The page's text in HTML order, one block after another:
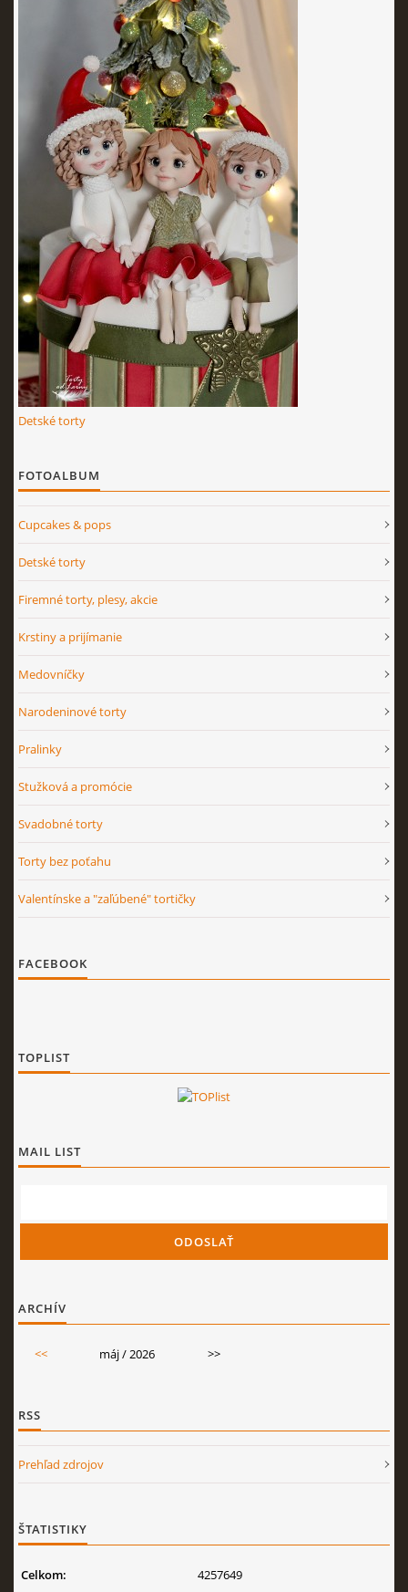
Torty od Lorny
Prievidza
0911494673
tortyodlorny@gmail.com
© 2026 eStránky.sk|RSS|Aktualizované 4. 11. 2025
Detské torty
FOTOALBUM
Cupcakes & pops
Detské torty
Firemné torty, plesy, akcie
Krstiny a prijímanie
Medovníčky
Narodeninové torty
Pralinky
Stužková a promócie
Svadobné torty
Torty bez poťahu
Valentínske a "zaľúbené" tortičky
FACEBOOK
TOPLIST
MAIL LIST
ARCHÍV
<< máj / 2026 >>
RSS
Prehľad zdrojov
ŠTATISTIKY
Celkom: 4257649